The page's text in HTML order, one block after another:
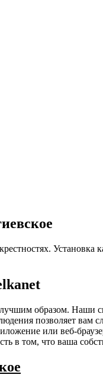
Установка
образом.
позволяет
или веб-
в том, что ваша